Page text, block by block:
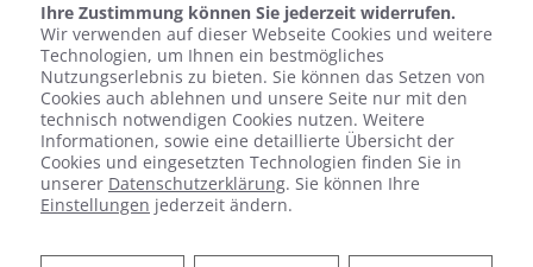
VIRTUELLE
AUSSTELLUNG
Ihre Zustimmung können Sie jederzeit widerrufen.
Wir verwenden auf dieser Webseite Cookies und weitere
Technologien, um Ihnen ein bestmögliches
Nutzungserlebnis zu bieten. Sie können das Setzen von
Cookies auch ablehnen und unsere Seite nur mit den
technisch notwendigen Cookies nutzen. Weitere
Informationen, sowie eine detaillierte Übersicht der
Cookies und eingesetzten Technologien finden Sie in
unserer Datenschutzerklärung. Sie können Ihre
Einstellungen jederzeit ändern.